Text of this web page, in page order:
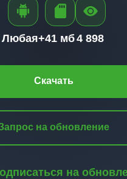
Скачать
на обновление
на
Любая+41 мб4 898